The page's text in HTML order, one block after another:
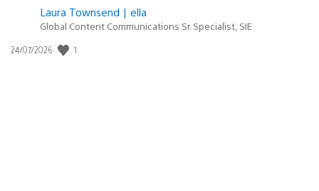
Laura Townsend | ella
Global Content Communications Sr. Specialist, SIE
Fecha
24/07/2026 1